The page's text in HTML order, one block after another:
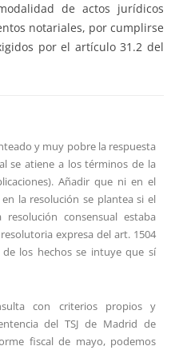
de actos jurídicos
notariales, por cumplirse
por el artículo 31.2 del
y muy pobre la respuesta
se atiene a los términos de la
Añadir que ni en el
la resolución se plantea si el
consensual estaba
expresa del art. 1504
los hechos se intuye que sí
con criterios propios y
del TSJ de Madrid de
fiscal de mayo, podemos